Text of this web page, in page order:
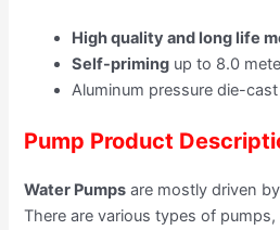
High quality and long life
Self-priming up to 8.0
Aluminum pressure die-cast
Pump Product
Water Pumps are mostly driven
There are various types of